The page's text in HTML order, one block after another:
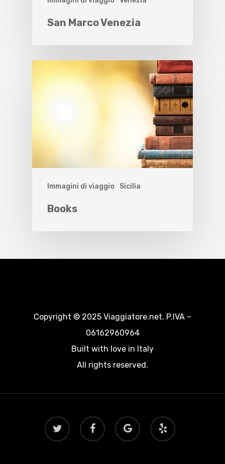
San Marco Venezia
Immagini di viaggio Sicilia
Books
Copyright © 2025 Viaggiatore.net. P.IVA –
06162960964
Built with love in Italy
All rights reserved.
twitter facebook
google-
plus
yelp